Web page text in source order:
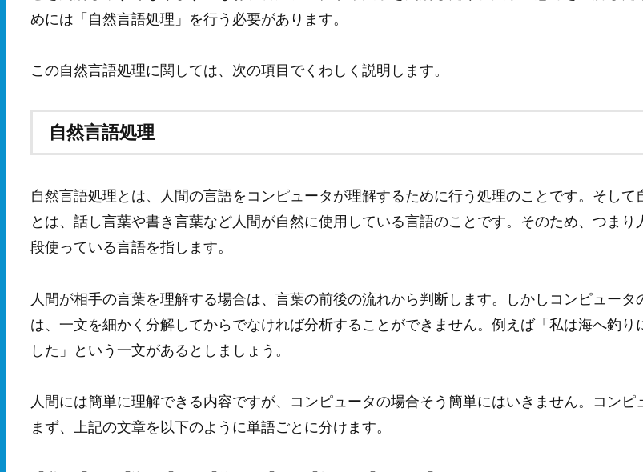
めには「自然言語処理」を行う必要があります。
この自然言語処理に関しては、次の項目でくわしく説明します。
自然言語処理
自然言語処理とは、人間の言語をコンピュータが理解するために行う処理のことです。そして
とは、話し言葉や書き言葉など人間が自然に使用している言語のことです。そのため、つまり
段使っている言語を指します。
人間が相手の言葉を理解する場合は、言葉の前後の流れから判断します。しかしコンピュータ
は、一文を細かく分解してからでなければ分析することができません。例えば「私は海へ釣り
した」という一文があるとしましょう。
人間には簡単に理解できる内容ですが、コンピュータの場合そう簡単にはいきません。コンピ
まず、上記の文章を以下のように単語ごとに分けます。